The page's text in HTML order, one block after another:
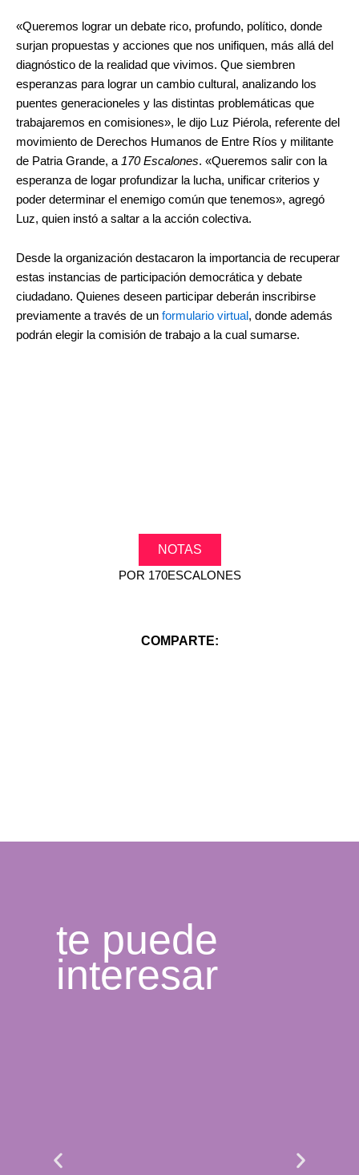
«Queremos lograr un debate rico, profundo, político, donde
surjan propuestas y acciones que nos unifiquen, más allá del
diagnóstico de la realidad que vivimos. Que siembren
esperanzas para lograr un cambio cultural, analizando los
puentes generacioneles y las distintas problemáticas que
trabajaremos en comisiones», le dijo Luz Piérola, referente del
movimiento de Derechos Humanos de Entre Ríos y militante
de Patria Grande, a 170 Escalones. «Queremos salir con la
esperanza de logar profundizar la lucha, unificar criterios y
poder determinar el enemigo común que tenemos», agregó
Luz, quien instó a saltar a la acción colectiva.
Desde la organización destacaron la importancia de recuperar
estas instancias de participación democrática y debate
ciudadano. Quienes deseen participar deberán inscribirse
previamente a través de un formulario virtual, donde además
podrán elegir la comisión de trabajo a la cual sumarse.
NOTAS
POR 170ESCALONES
COMPARTE:
te puede
interesar